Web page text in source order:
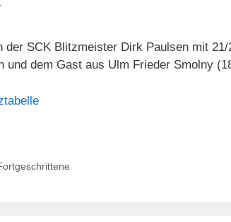
SCK Blitzmeister Dirk Paulsen mit 21/
und dem Gast aus Ulm Frieder Smolny